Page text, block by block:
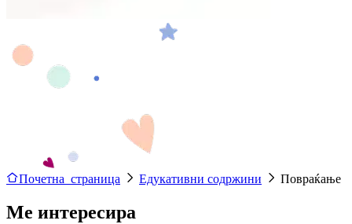
Почетна страница Едукативни содржини Повраќање
Ме интересира